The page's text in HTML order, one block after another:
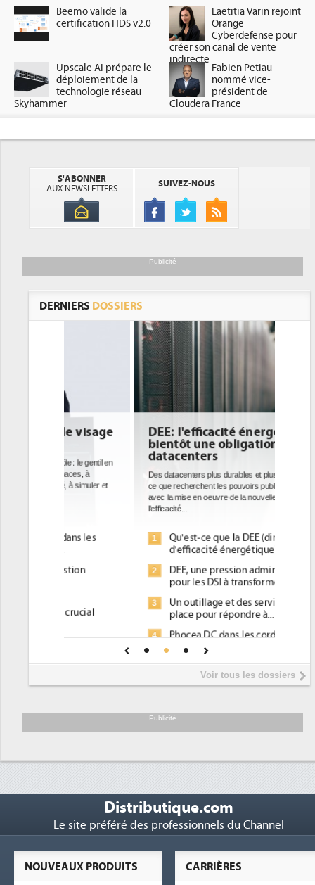
Beemo valide la
certification HDS v2.0
Laetitia Varin rejoint
Orange
Cyberdefense pour
créer son canal de vente
indirecte
Upscale AI prépare le
déploiement de la
technologie réseau
Skyhammer
Fabien Petiau
nommé vice-
président de
Cloudera France
S'ABONNER
AUX NEWSLETTERS
SUIVEZ-NOUS
Publicité
DERNIERS DOSSIERS
DEE: l'efficacité énergétique
bientôt une obligation pour les
datacenters
Des datacenters plus durables et plus efficaces, c'est
ce que recherchent les pouvoirs publics européens
avec la mise en oeuvre de la nouvelle Directive sur
1
Qu'est-ce que la DEE (directive
d'efficacité énergétique) ?
2
DEE, une pression administrative
pour les DSI à transformer...
Un outillage et des services déjà en
place pour répondre à...
Phocea DC dans les cordes pour la
Interview de Fabrice Coquio,
président de Digital Realty...
soutient les...
Voir tous les dossiers
Publicité
Distributique.com
Le site préféré des professionnels du Channel
CARRIÈRES
NOUVEAUX PRODUITS